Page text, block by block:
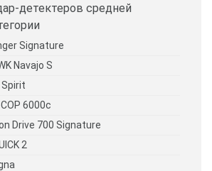
детектеров средней
Signature
Navajo S
6000c
Drive 700 Signature
2